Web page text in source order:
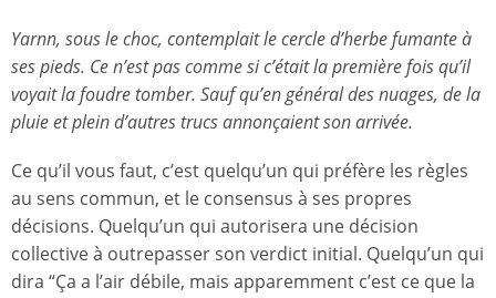
Yarnn, sous le choc, contemplait le cercle d’herbe fumante à
ses pieds. Ce n’est pas comme si c’était la première fois qu’il
voyait la foudre tomber. Sauf qu’en général des nuages, de la
pluie et plein d’autres trucs annonçaient son arrivée.
Ce qu’il vous faut, c’est quelqu’un qui préfère les règles
au sens commun, et le consensus à ses propres
décisions. Quelqu’un qui autorisera une décision
collective à outrepasser son verdict initial. Quelqu’un qui
dira “Ça a l’air débile, mais apparemment c’est ce que la